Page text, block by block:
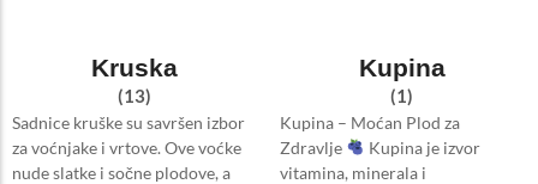
Kruska
(13)
Sadnice kruške su savršen izbor
za voćnjake i vrtove. Ove voćke
nude slatke i sočne plodove, a
Kupina
(1)
Kupina – Moćan Plod za
Zdravlje
Kupina je izvor
vitamina, minerala i